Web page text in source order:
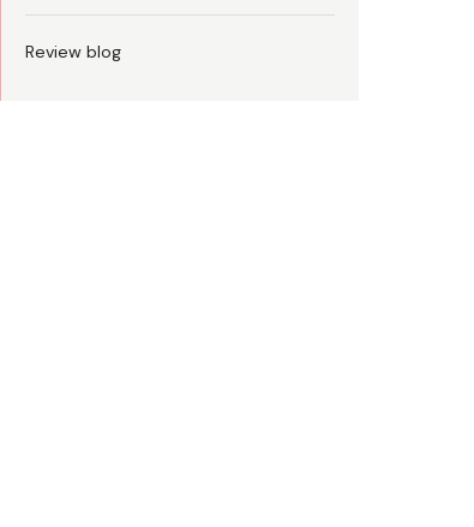
Review blog